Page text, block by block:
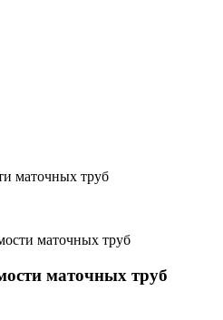
маточных труб
маточных труб